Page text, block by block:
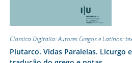
Classica Digitalia: Autores Gregos e Latinos:
Plutarco. Vidas Paralelas. Licurgo